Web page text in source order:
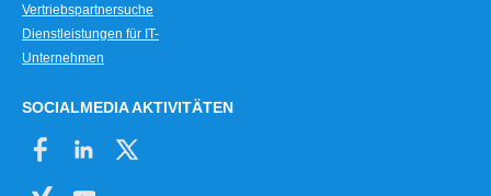
Vertriebspartnersuche
Dienstleistungen für IT-
Unternehmen
SOCIALMEDIA AKTIVITÄTEN